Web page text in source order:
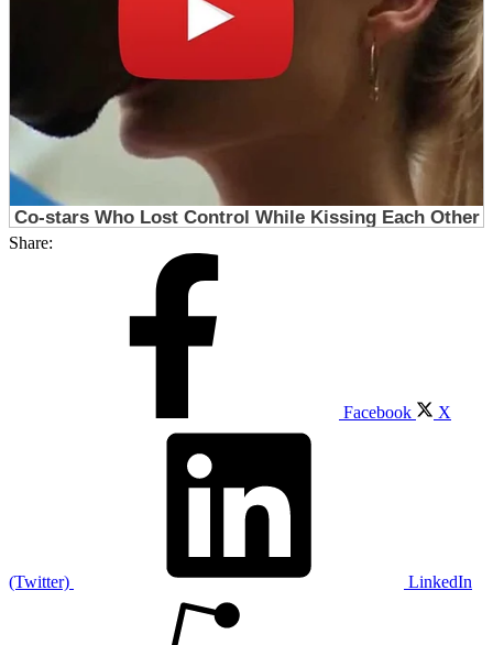
Share:
Facebook X
(Twitter) LinkedIn